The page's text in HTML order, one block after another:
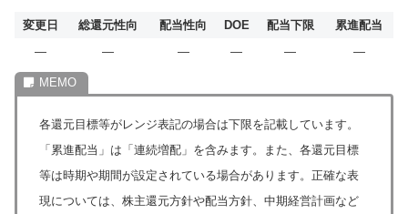
変更日 総還元性向 配当性向 DOE 配当下限
累進配当
―
― ― ― ― ―
各還元目標等がレンジ表記の場合は下限を記載しています。
「累進配当」は「連続増配」を含みます。また、各還元目標
等は時期や期間が設定されている場合があります。正確な表
現については、株主還元方針や配当方針、中期経営計画など